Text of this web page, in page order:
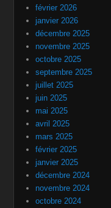
février 2026
janvier 2026
décembre 2025
novembre 2025
octobre 2025
septembre 2025
juillet 2025
juin 2025
mai 2025
avril 2025
mars 2025
février 2025
janvier 2025
décembre 2024
novembre 2024
octobre 2024